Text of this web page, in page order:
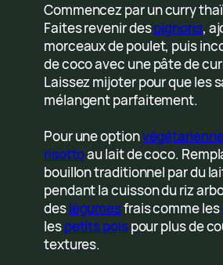
Commencez par un curry
Faites revenir desoignons,
morceaux de poulet, puis
de coco avec une pâte de
Laissez mijoter pour que les
mélangent parfaitement.
Pour une option
risottoau lait de coco.
bouillon traditionnel par du
pendant la cuisson du riz
deslégumesfrais comme les
lespetits poispour plus de
textures.